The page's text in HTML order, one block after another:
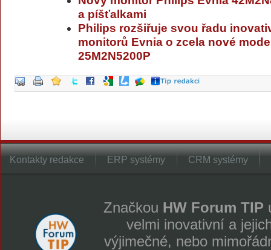
a píšťalkami
Philips rozšiřuje svou řadu
monitorů Evnia o zcela nové
25M2N5200P
Kontakty redakce ERP systémy CRM systémy
Značkou HW Forum TIP
velmi inovativní a
výjimečné, nebo